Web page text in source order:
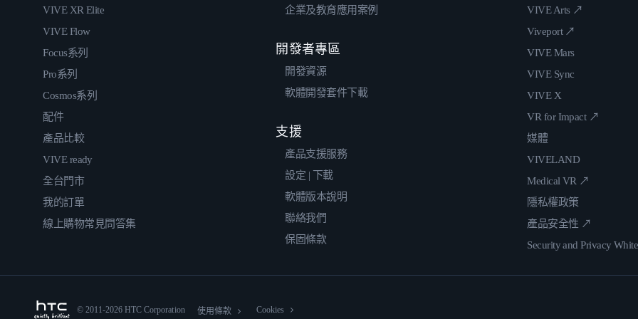
VIVE XR Elite
VIVE Flow
Focus系列
Pro系列
Cosmos系列
配件
產品比較
VIVE ready
全台門市
我的訂單
線上購物常見問答集
企業及教育應用案例
開發者專區
開發資源
軟體開發套件下載
支援
產品支援服務
設定 | 下載
軟體版本說明
聯絡我們
保固條款
VIVE Arts ↗
Viveport ↗
VIVE Mars
VIVE Sync
VIVE X
VR for Impact ↗
媒體
VIVELAND
Medical VR ↗
隱私權政策
產品安全性 ↗
Security and Privacy
© 2011-2026 HTC Corporation 使用條款 Cookies